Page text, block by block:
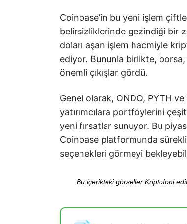
Coinbase’in bu yeni işlem
belirsizliklerinde gezindiği bir
doları aşan işlem hacmiyle
ediyor. Bununla birlikte, borsa,
önemli çıkışlar gördü.
Genel olarak, ONDO, PYTH ve
yatırımcılara portföylerini
yeni fırsatlar sunuyor. Bu
Coinbase platformunda
seçenekleri görmeyi
Bu içerikteki görseller Kriptofoni